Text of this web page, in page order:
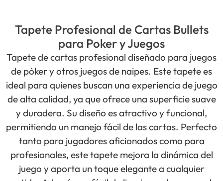
Tapete Profesional de Cartas Bullets
para Poker y Juegos
Tapete de cartas profesional diseñado para juegos
de póker y otros juegos de naipes. Este tapete es
ideal para quienes buscan una experiencia de juego
de alta calidad, ya que ofrece una superficie suave
y duradera. Su diseño es atractivo y funcional,
permitiendo un manejo fácil de las cartas. Perfecto
tanto para jugadores aficionados como para
profesionales, este tapete mejora la dinámica del
juego y aporta un toque elegante a cualquier